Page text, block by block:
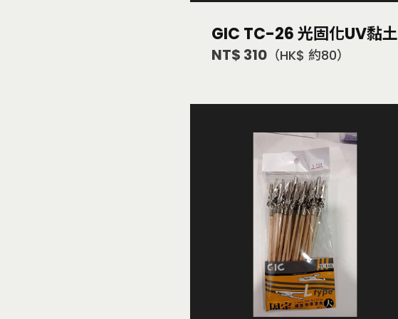
GIC TC-26 光固化UV黏土
NT$ 310 （HK$ 約80）